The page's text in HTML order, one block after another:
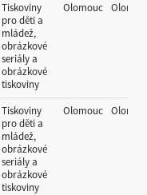
Tiskoviny
pro děti a
mládež,
obrázkové
seriály a
obrázkové
tiskoviny
Olomouc
Tiskoviny
pro děti a
mládež,
obrázkové
seriály a
obrázkové
tiskoviny
Olomouc